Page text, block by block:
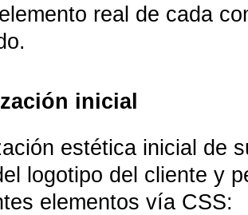
real de cada
inicial
estética inicial de
logotipo del cliente y
elementos vía CSS: